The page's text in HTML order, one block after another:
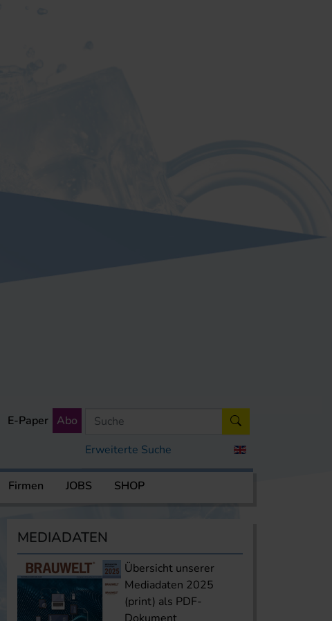
Erweiterte Suche
E-Paper Abo
Firmen JOBS SHOP
MEDIADATEN
Übersicht unserer
Mediadaten 2025
(print) als PDF-